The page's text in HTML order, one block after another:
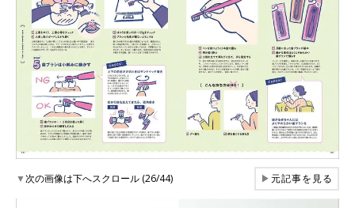
▼次の画像は下へスクロール (26/44) ▶元記事を見る